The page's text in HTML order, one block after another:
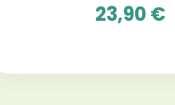
23,90 €